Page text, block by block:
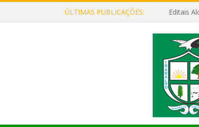
ÚLTIMAS PUBLICAÇÕES: Editais